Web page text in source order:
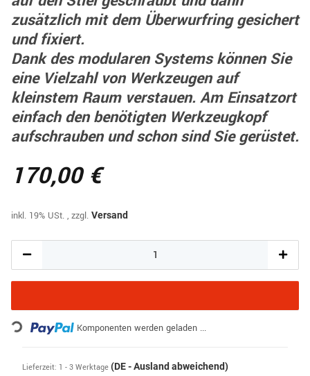
zusätzlich mit dem Überwurfring gesichert
und fixiert.
Dank des modularen Systems können Sie
eine Vielzahl von Werkzeugen auf
kleinstem Raum verstauen. Am Einsatzort
einfach den benötigten Werkzeugkopf
aufschrauben und schon sind Sie gerüstet.
170,00 €
inkl. 19% USt. , zzgl. Versand
Loading... Komponenten werden geladen ...
Lieferzeit: 1 - 3 Werktage (DE - Ausland abweichend)